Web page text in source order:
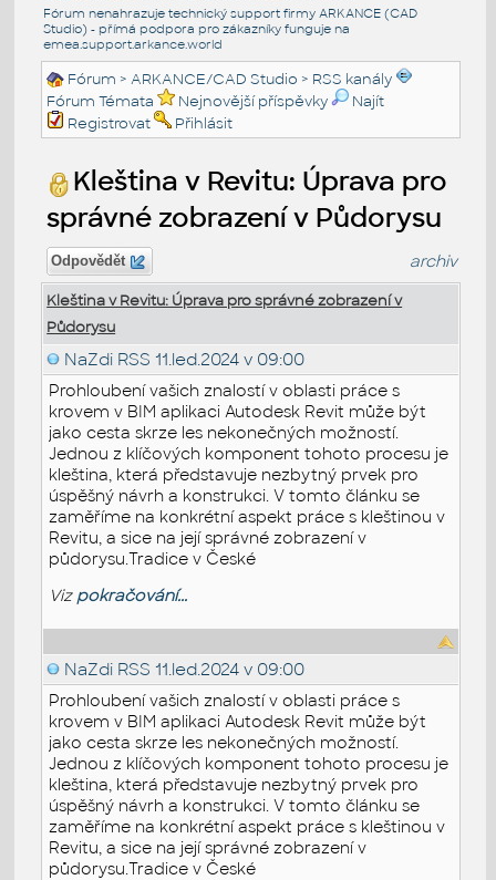
Fórum nenahrazuje technický support firmy ARKANCE (CAD
Studio) - přímá podpora pro zákazníky funguje na
emea.support.arkance.world
Fórum >ARKANCE/CAD Studio > RSS kanály
Fórum Témata
Nejnovější příspěvky
Najít
Registrovat
Přihlásit
Kleština v Revitu: Úprava pro
správné zobrazení v Půdorysu
Odpovědět archiv
Kleština v Revitu: Úprava pro správné zobrazení v
Půdorysu
NaZdi RSS 11.led.2024 v 09:00
Prohloubení vašich znalostí v oblasti práce s
krovem v BIM aplikaci Autodesk Revit může být
jako cesta skrze les nekonečných možností.
Jednou z klíčových komponent tohoto procesu je
kleština, která představuje nezbytný prvek pro
úspěšný návrh a konstrukci. V tomto článku se
zaměříme na konkrétní aspekt práce s kleštinou v
Revitu, a sice na její správné zobrazení v
půdorysu.Tradice v České
Viz pokračování...
NaZdi RSS 11.led.2024 v 09:00
Prohloubení vašich znalostí v oblasti práce s
krovem v BIM aplikaci Autodesk Revit může být
jako cesta skrze les nekonečných možností.
Jednou z klíčových komponent tohoto procesu je
kleština, která představuje nezbytný prvek pro
úspěšný návrh a konstrukci. V tomto článku se
zaměříme na konkrétní aspekt práce s kleštinou v
Revitu, a sice na její správné zobrazení v
půdorysu.Tradice v České